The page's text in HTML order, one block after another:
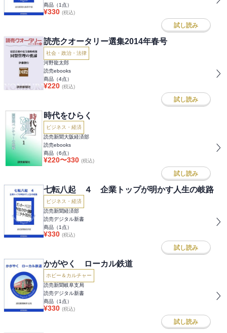
商品（1 点）
¥330 (税込)
試し読み
読売クオータリー選集2014年春号
社会・政治・法律
河野龍太郎
読売ebooks
商品（4点）
¥220 (税込)
試し読み
時代をひらく
ビジネス・経済
読売新聞大阪経済部
読売ebooks
商品（6点）
¥220〜330 (税込)
試し読み
七転八起 ４ 企業トップが明かす人生の岐路
ビジネス・経済
読売新聞経済部
読売デジタル新書
商品（1 点）
¥330 (税込)
試し読み
かがやく ローカル鉄道
ホビー＆カルチャー
読売新聞岐阜支局
読売デジタル新書
商品（1 点）
¥330 (税込)
試し読み